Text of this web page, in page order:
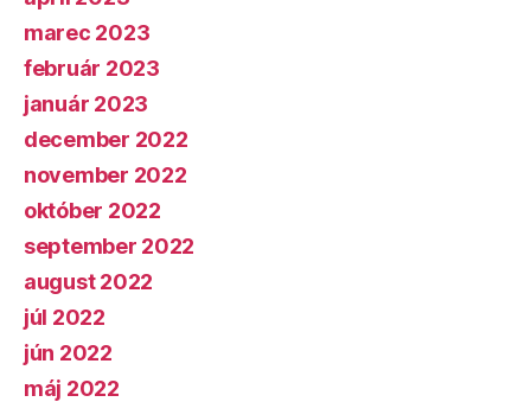
marec 2023
február 2023
január 2023
december 2022
november 2022
október 2022
september 2022
august 2022
júl 2022
jún 2022
máj 2022